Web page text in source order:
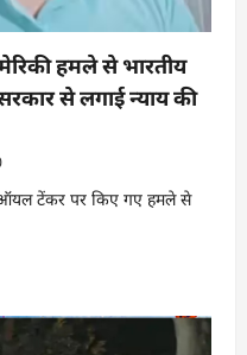
हमले से भारतीय
से लगाई न्याय की
टेंकर पर किए गए हमले से